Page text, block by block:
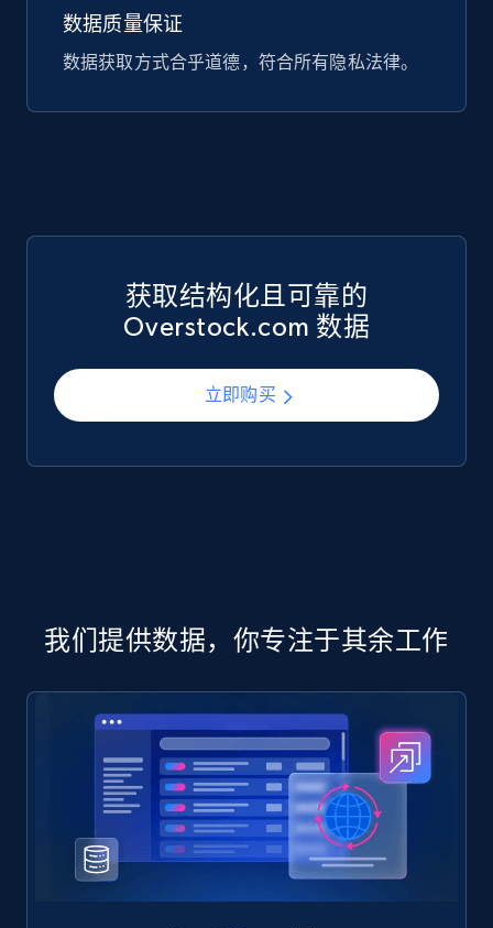
747+ 39+
数据质量保证
数据获取方式合乎道德，符合所有隐私法律。
获取结构化且可靠的
Overstock.com 数据
立即购买
我们提供数据，你专注于其余工作